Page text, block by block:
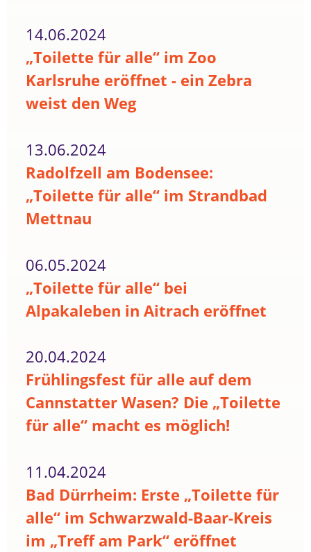
14.06.2024
„Toilette für alle“ im Zoo
Karlsruhe eröffnet - ein Zebra
weist den Weg
13.06.2024
Radolfzell am Bodensee:
„Toilette für alle“ im Strandbad
Mettnau
06.05.2024
„Toilette für alle“ bei
Alpakaleben in Aitrach eröffnet
20.04.2024
Frühlingsfest für alle auf dem
Cannstatter Wasen? Die „Toilette
für alle“ macht es möglich!
11.04.2024
Bad Dürrheim: Erste „Toilette für
alle“ im Schwarzwald-Baar-Kreis
im „Treff am Park“ eröffnet